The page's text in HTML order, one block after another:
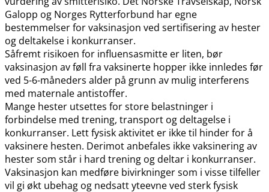
Galopp og Norges Rytterforbund har egne
bestemmelser for vaksinasjon ved sertifisering av hester
og deltakelse i konkurranser.
Såfremt risikoen for influensasmitte er liten, bør
vaksinasjon av føll fra vaksinerte hopper ikke innledes før
ved 5-6-måneders alder på grunn av mulig interferens
med maternale antistoffer.
Mange hester utsettes for store belastninger i
forbindelse med trening, transport og deltagelse i
konkurranser. Lett fysisk aktivitet er ikke til hinder for å
vaksinere hesten. Derimot anbefales ikke vaksinering av
hester som står i hard trening og deltar i konkurranser.
Vaksinasjon kan medføre bivirkninger som i visse tilfeller
vil gi økt ubehag og nedsatt yteevne ved sterk fysisk